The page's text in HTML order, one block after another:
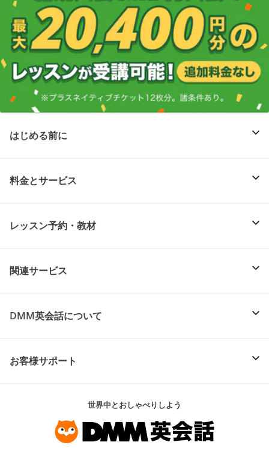
はじめる前に
料金とサービス
レッスン予約・教材
関連サービス
DMM英会話について
お客様サポート
世界中とおしゃべりしよう